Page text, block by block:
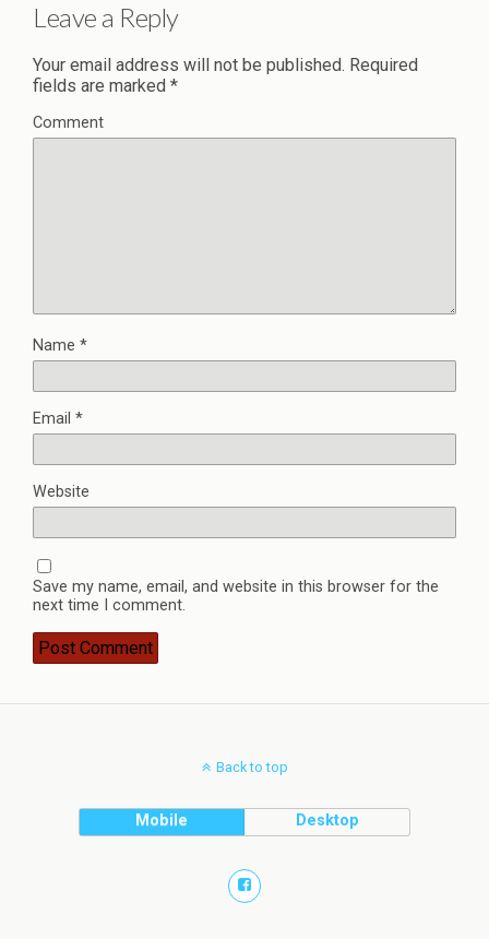
Leave a Reply
Your email address will not be published. Required
fields are marked *
Comment
Name *
Email *
Website
Save my name, email, and website in this browser for the
next time I comment.
Back to top
Mobile Desktop